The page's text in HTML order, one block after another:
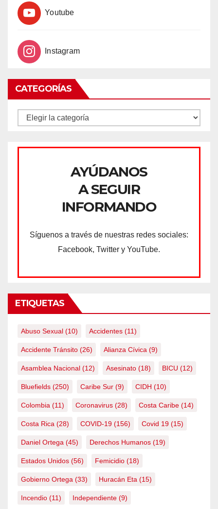
Youtube
Instagram
CATEGORÍAS
CATEGORÍAS
AYÚDANOS
A SEGUIR
INFORMANDO
Síguenos a través de nuestras redes sociales:
Facebook, Twitter y YouTube.
ETIQUETAS
Abuso Sexual (10) Accidentes (11)
Accidente Tránsito (26) Alianza Cívica (9)
Asamblea Nacional (12) Asesinato (18) BICU (12)
Bluefields (250) Caribe Sur (9) CIDH (10)
Colombia (11) Coronavirus (28) Costa Caribe (14)
Costa Rica (28) COVID-19 (156) Covid 19 (15)
Daniel Ortega (45) Derechos Humanos (19)
Estados Unidos (56) Femicidio (18)
Gobierno Ortega (33) Huracán Eta (15)
Incendio (11) Independiente (9)